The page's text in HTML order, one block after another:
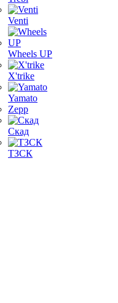
Venti
Wheels UP
X'trike
Yamato
Zepp
Скад
ТЗСК